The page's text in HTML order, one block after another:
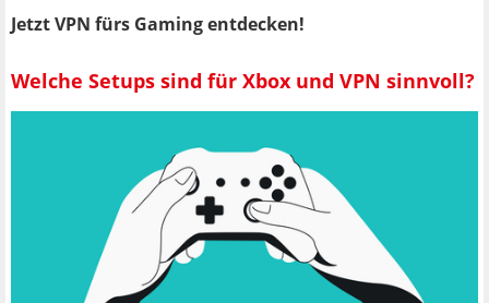
Jetzt VPN fürs Gaming entdecken!
Welche Setups sind für Xbox und VPN sinnvoll?